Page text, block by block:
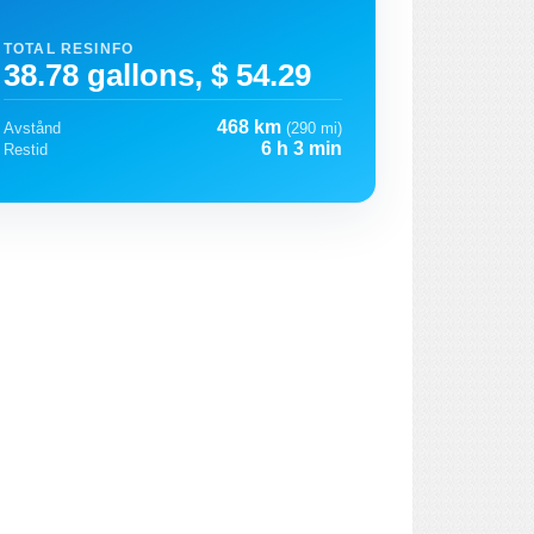
TOTAL RESINFO
38.78 gallons, $ 54.29
Avstånd 468 km (290 mi)
Restid
6 h 3 min